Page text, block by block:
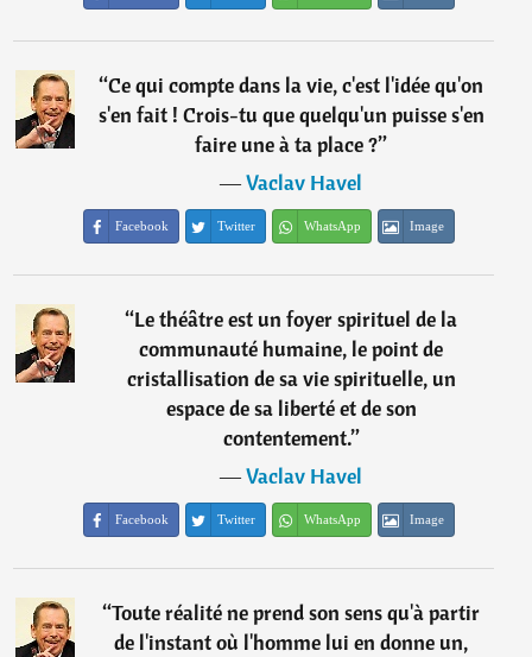
“Ce qui compte dans la vie, c'est l'idée qu'on
s'en fait ! Crois-tu que quelqu'un puisse s'en
faire une à ta place ?”
―Vaclav Havel
Facebook Twitter WhatsApp Image
“Le théâtre est un foyer spirituel de la
communauté humaine, le point de
cristallisation de sa vie spirituelle, un
espace de sa liberté et de son
contentement.”
―Vaclav Havel
Facebook Twitter WhatsApp Image
“Toute réalité ne prend son sens qu'à partir
de l'instant où l'homme lui en donne un,